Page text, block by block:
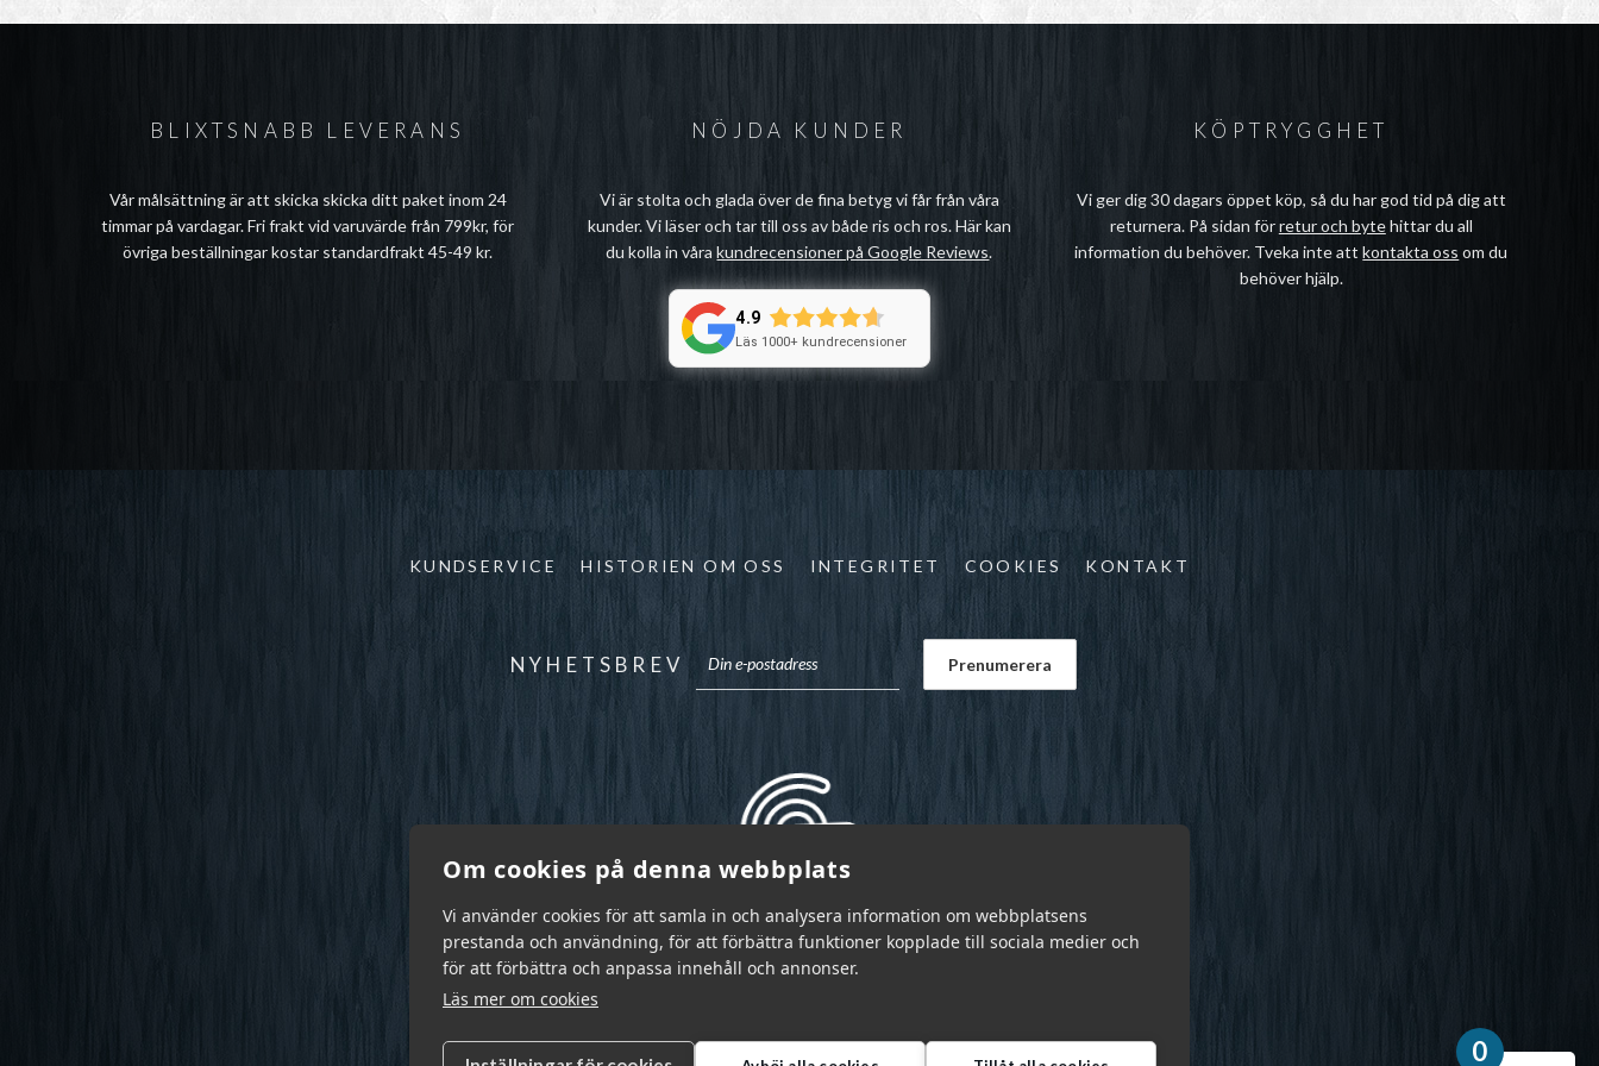
Om cookies på denna webbplats
Vi använder cookies för att samla in och analysera information om webbplatsens
prestanda och användning, för att förbättra funktioner kopplade till sociala medier och
för att förbättra och anpassa innehåll och annonser.
Läs mer om cookies
BLIXTSNABB LEVERANS
Vår målsättning är att skicka skicka ditt paket inom 24
timmar på vardagar. Fri frakt vid varuvärde från 799kr, för
övriga beställningar kostar standardfrakt 45-49 kr.
NÖJDA KUNDER
Vi är stolta och glada över de fina betyg vi får från våra
kunder. Vi läser och tar till oss av både ris och ros. Här kan
du kolla in vårakundrecensioner på Google Reviews.
4.9
Läs 1000+ kundrecensioner
KÖPTRYGGHET
Vi ger dig 30 dagars öppet köp, så du har god tid på dig att
returnera. På sidan förretur och bytehittar du all
information du behöver. Tveka inte attkontakta oss om du
behöver hjälp.
KUNDSERVICE HISTORIEN OM OSS INTEGRITET COOKIES KONTAKT
NYHETSBREV
0